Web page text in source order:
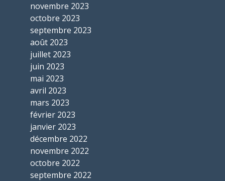
novembre 2023
octobre 2023
septembre 2023
août 2023
juillet 2023
juin 2023
mai 2023
avril 2023
mars 2023
février 2023
janvier 2023
décembre 2022
novembre 2022
octobre 2022
septembre 2022